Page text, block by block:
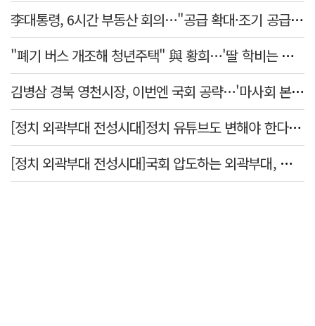
李대통령, 6시간 부동산 회의…"공급 확대·조기 공급 과감히 실천"
"폐기 버스 개조해 청년주택" 與 황희…'딸 학비는 年 4200만원'
김병삼 경북 영천시장, 이번엔 국회 공략…'마사회 본사 이전·광역교통망 확충' 요청
[정치 외곽부대 전성시대]정치 유튜브도 변해야 한다 "화합과 존중"
[정치 외곽부대 전성시대]국회 압도하는 외곽부대, 목소리 왜 커지나?